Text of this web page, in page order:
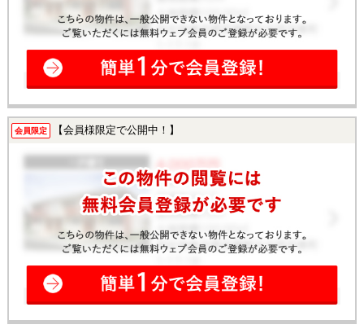
会員限定 【会員様限定で公開中！】